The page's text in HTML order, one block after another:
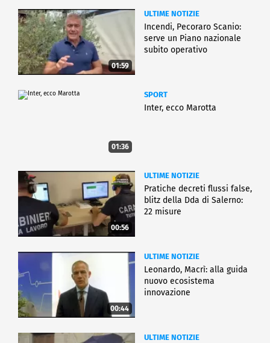
01:59
ULTIME NOTIZIE
Incendi, Pecoraro Scanio:
serve un Piano nazionale
subito operativo
01:36
SPORT
Inter, ecco Marotta
00:56
ULTIME NOTIZIE
Pratiche decreti flussi false,
blitz della Dda di Salerno:
22 misure
00:44
ULTIME NOTIZIE
Leonardo, Macrì: alla guida
nuovo ecosistema
innovazione
ULTIME NOTIZIE